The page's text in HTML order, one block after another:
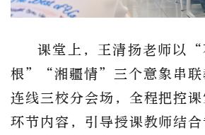
课堂上，王清扬老师以
根”“湘疆情”三个意象串联
连线三校分会场，全程把控
环节内容，引导授课教师结